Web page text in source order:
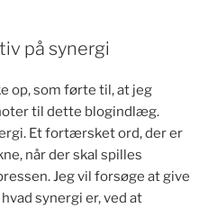
på synergi
op, som førte til, at jeg
til dette blogindlæg.
Et fortærsket ord, der er
når der skal spilles
Jeg vil forsøge at give
synergi er, ved at